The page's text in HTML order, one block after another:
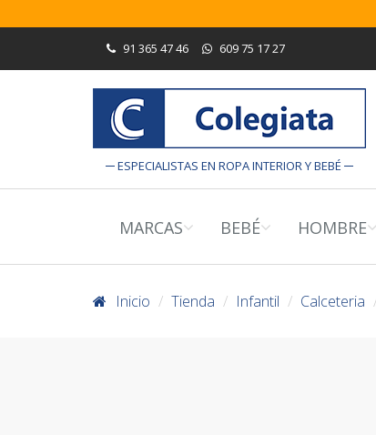
91 365 47 46 609 75 17 27
ESPECIALISTAS EN ROPA INTERIOR Y BEBÉ
MARCAS BEBÉ HOMBRE
Inicio Tienda Infantil Calceteria